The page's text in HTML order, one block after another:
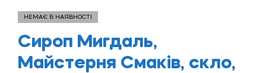
НЕМАЄ В НАЯВНОСТІ
Сироп Мигдаль,
Майстерня Смаків, скло,